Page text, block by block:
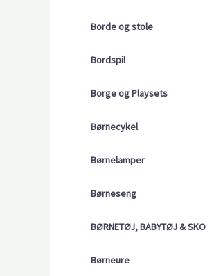
Borde og stole
Bordspil
Borge og Playsets
Børnecykel
Børnelamper
Børneseng
BØRNETØJ, BABYTØJ & SKO
Børneure